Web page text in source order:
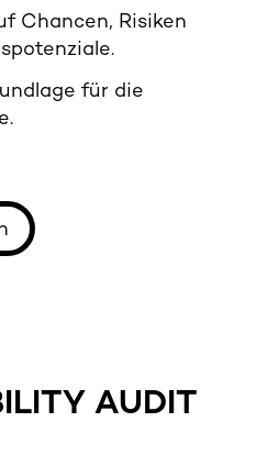
Chancen, Risiken
für die
AUDIT